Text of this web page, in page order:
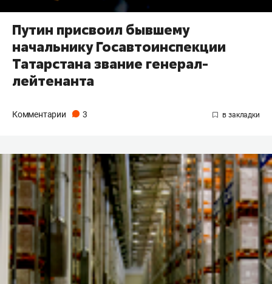
Путин присвоил бывшему
начальнику Госавтоинспекции
Татарстана звание генерал-
лейтенанта
Комментарии 3